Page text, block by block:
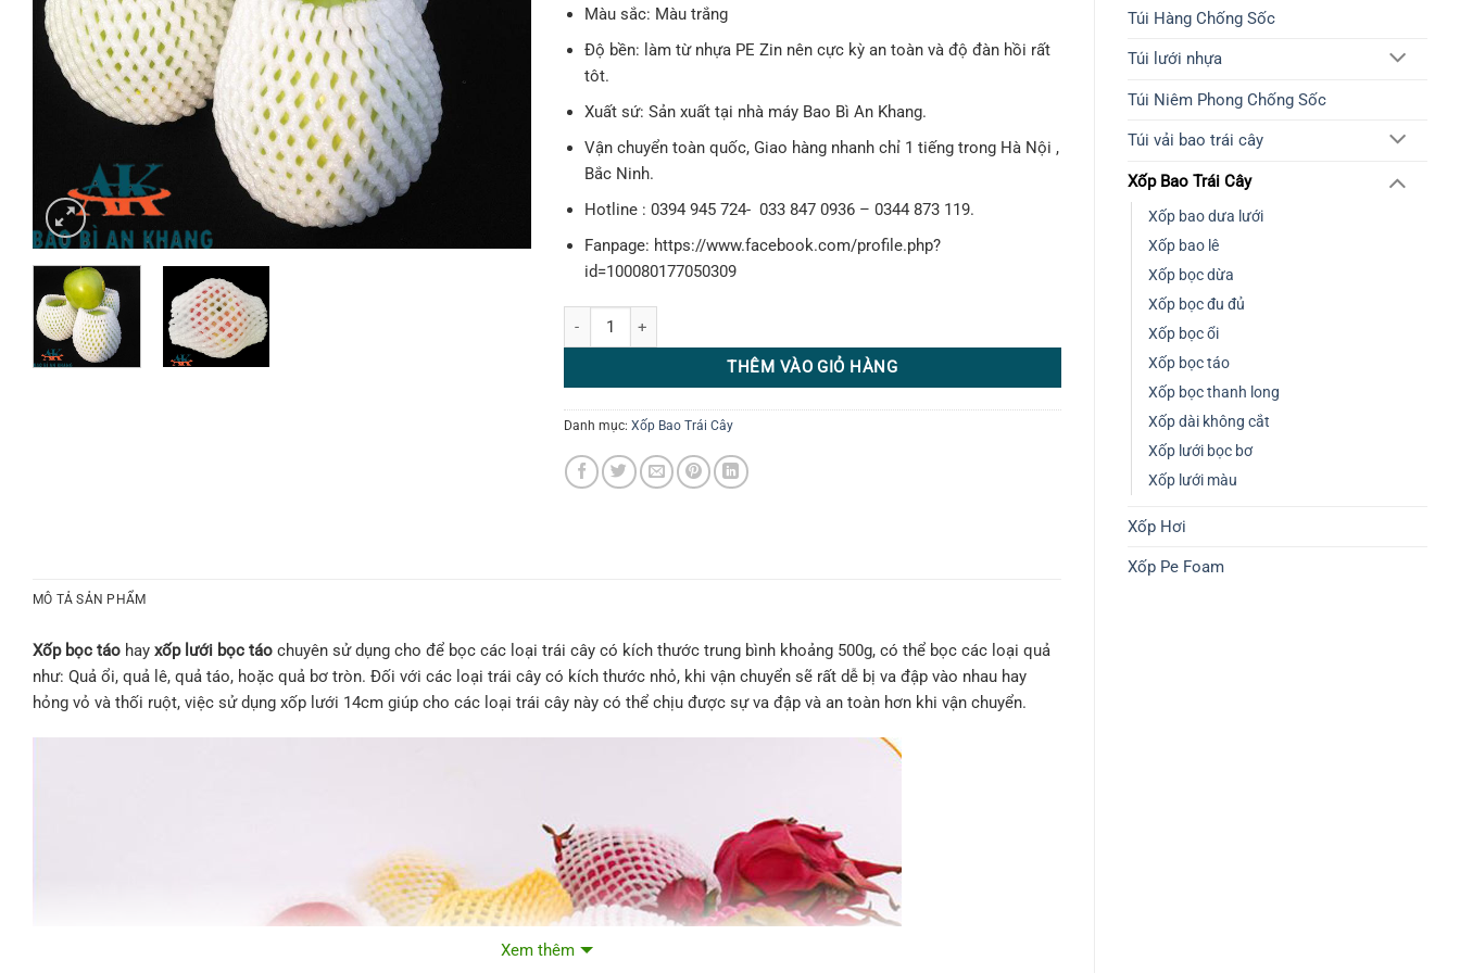
Túi Hàng Chống Sốc
Túi lưới nhựa
Túi Niêm Phong Chống Sốc
Túi vải bao trái cây
Xốp Bao Trái Cây
Xốp bao dưa lưới
Xốp bao lê
Xốp bọc dừa
Xốp bọc đu đủ
Xốp bọc ổi
Xốp bọc táo
Xốp bọc thanh long
Xốp dài không cắt
Xốp lưới bọc bơ
Xốp lưới màu
Xốp Hơi
Xốp Pe Foam
Màu sắc: Màu trắng
Độ bền: làm từ nhựa PE Zin nên cực kỳ an toàn và độ đàn hồi rất
tôt.
Xuất sứ: Sản xuất tại nhà máy Bao Bì An Khang.
Vận chuyển toàn quốc, Giao hàng nhanh chỉ 1 tiếng trong Hà Nội ,
Bắc Ninh.
Hotline : 0394 945 724- 033 847 0936 – 0344 873 119.
Fanpage: https://www.facebook.com/profile.php?
id=100080177050309
THÊM VÀO GIỎ HÀNG
Danh mục: Xốp Bao Trái Cây
MÔ TẢ SẢN PHẨM
Xốp bọc táo hay xốp l ưới bọc táo chuyên sử dụng cho để bọc các loại trái cây có kích thước trung bình khoảng 500g, có thể bọc các loại quả
như: Quả ổi, quả lê, quả táo, hoặc quả bơ tròn. Đối với các loại trái cây có kích thước nhỏ, khi vận chuyển sẽ rất dễ bị va đập vào nhau hay
hỏng vỏ và thối ruột, việc sử dụng xốp lưới 14cm giúp cho các loại trái cây này có thể chịu được sự va đập và an toàn hơn khi vận chuyển.
Xem thêm